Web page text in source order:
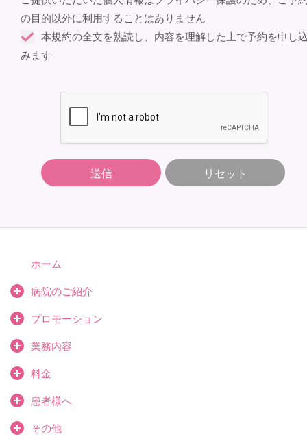
の目的以外に利用することはありません
本規約の全文を熟読し、内容を理解した上で予約を申し
みます
送信 リセット
ホーム
病院のご紹介
プロモーション
業務内容
料金
患者様へ
その他